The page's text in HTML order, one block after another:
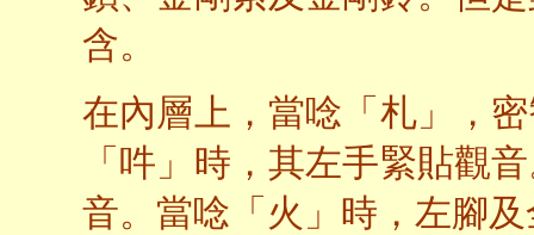
含。
在內層上，當唸「札」，
「吽」時，其左手緊貼觀
音。當唸「火」時，左腳